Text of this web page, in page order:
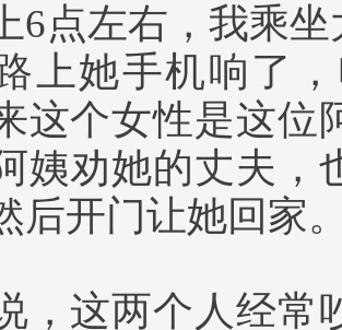
6点左右，我乘
上她手机响了
这个女性是这位
姨劝她的丈夫，
后开门让她回家
，这两个人经常